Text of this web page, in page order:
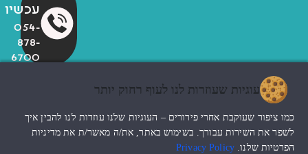
עכשיו
054-
878-
6700
© כל הזכויות שמורות לzoo
החנות שלי
עיצוב האתר ndesign
עוגיות שעוזרות לנו לעוף רחוק יותר
כמו ציפור שעוקבת אחרי פירורים – העוגיות שלנו עוזרות לנו להבין איך
לשפר את השירות עבורך. בשימוש באתר, את/ה מאשר/ת את מדיניות
הפרטיות שלנו. Privacy Policy